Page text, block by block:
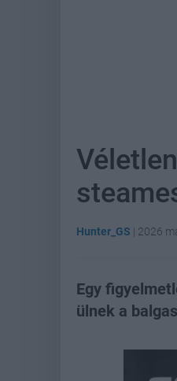
Hunter_GS | 2026
Egy
ülnek a